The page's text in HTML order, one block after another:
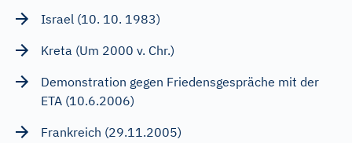
Israel (10. 10. 1983)
Kreta (Um 2000 v. Chr.)
Demonstration gegen Friedensgespräche mit der
ETA (10.6.2006)
Frankreich (29.11.2005)